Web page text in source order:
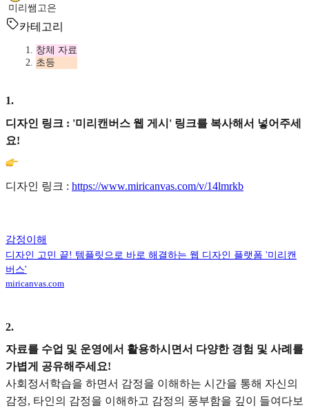
미리쌤고은
카테고리
창체 자료
초등
1.
디자인 링크 : '미리캔버스 웹 게시' 링크를 복사해서 넣어주세
요!
디자인 링크 : https://www.miricanvas.com/v/14lmrkb
감정이해
디자인 고민 끝! 템플릿으로 바로 해결하는 웹 디자인 플랫폼 '미리캔
버스'
miricanvas.com
2.
자료를 수업 및 운영에서 활용하시면서 다양한 경험 및 사례를
가볍게 공유해주세요!
사회정서학습을 하면서 감정을 이해하는 시간을 통해 자신의
감정, 타인의 감정을 이해하고 감정의 풍부함을 깊이 들여다보